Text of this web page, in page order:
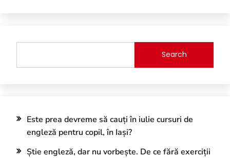
Search
Este prea devreme să cauți în iulie cursuri de
engleză pentru copil, în Iași?
Știe engleză, dar nu vorbește. De ce fără exerciții